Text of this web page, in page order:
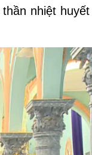
nhiệt